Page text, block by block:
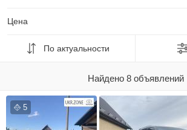
Цена
По актуальности
Найдено 8 объявлений
5